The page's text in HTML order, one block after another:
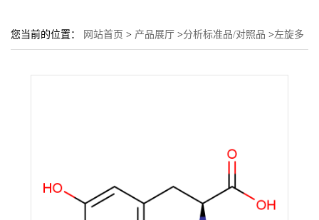
您当前的位置： 网站首页 > 产品展厅 >分析标准品/对照品 >左旋多